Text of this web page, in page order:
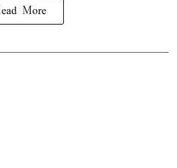
More